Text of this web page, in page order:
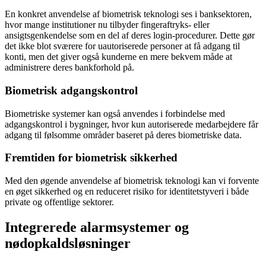
En konkret anvendelse af biometrisk teknologi ses i banksektoren,
hvor mange institutioner nu tilbyder fingeraftryks- eller
ansigtsgenkendelse som en del af deres login-procedurer. Dette gør
det ikke blot sværere for uautoriserede personer at få adgang til
konti, men det giver også kunderne en mere bekvem måde at
administrere deres bankforhold på.
Biometrisk adgangskontrol
Biometriske systemer kan også anvendes i forbindelse med
adgangskontrol i bygninger, hvor kun autoriserede medarbejdere får
adgang til følsomme områder baseret på deres biometriske data.
Fremtiden for biometrisk sikkerhed
Med den øgende anvendelse af biometrisk teknologi kan vi forvente
en øget sikkerhed og en reduceret risiko for identitetstyveri i både
private og offentlige sektorer.
Integrerede alarmsystemer og
nødopkaldsløsninger